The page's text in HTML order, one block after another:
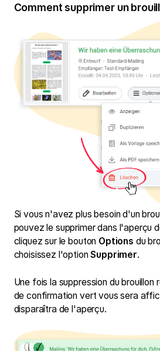
Comment supprimer un
Si vous n'avez plus besoin d'un
pouvez le supprimer dans l'aperçu
cliquez sur le bouton Options du
choisissez l'optionSupprimer.
Une fois la suppression du brouillon
de confirmation vert vous sera
disparaîtra de l'aperçu.